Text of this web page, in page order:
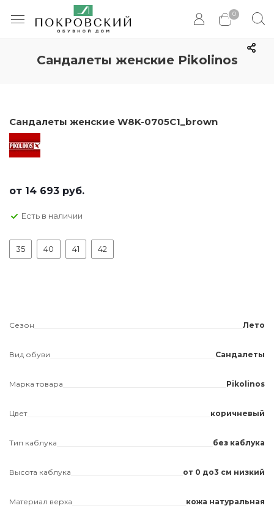
0
Сандалеты женские Pikolinos
Сандалеты женские W8K-0705C1_brown
от 14 693 руб.
Есть в наличии
35 40 41 42
Сезон Лето
Вид обуви Сандалеты
Марка товара Pikolinos
Цвет коричневый
Тип каблука без каблука
Высота каблука от 0 до3 см низкий
Материал верха кожа натуральная